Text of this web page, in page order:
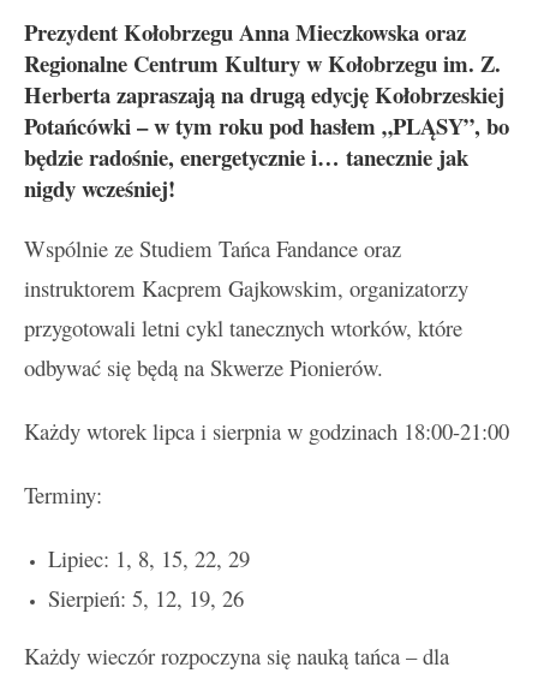
Prezydent Kołobrzegu Anna Mieczkowska oraz
Regionalne Centrum Kultury w Kołobrzegu im. Z.
Herberta zapraszają na drugą edycję Kołobrzeskiej
Potańcówki – w tym roku pod hasłem „PLĄSY”, bo
będzie radośnie, energetycznie i… tanecznie jak
nigdy wcześniej!
Wspólnie ze Studiem Tańca Fandance oraz
instruktorem Kacprem Gajkowskim, organizatorzy
przygotowali letni cykl tanecznych wtorków, które
odbywać się będą na Skwerze Pionierów.
Każdy wtorek lipca i sierpnia w godzinach 18:00-21:00
Terminy:
Lipiec: 1, 8, 15, 22, 29
Sierpień: 5, 12, 19, 26
Każdy wieczór rozpoczyna się nauką tańca – dla